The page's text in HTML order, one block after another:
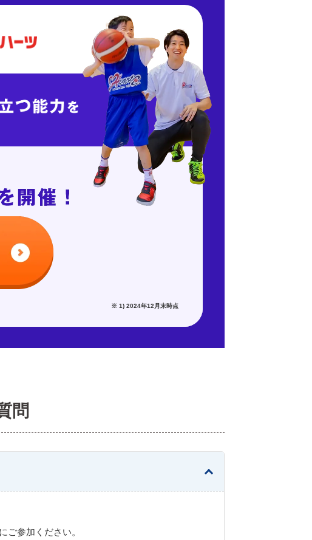
※ 1) 2024年12月末時点
問
ご参加ください。